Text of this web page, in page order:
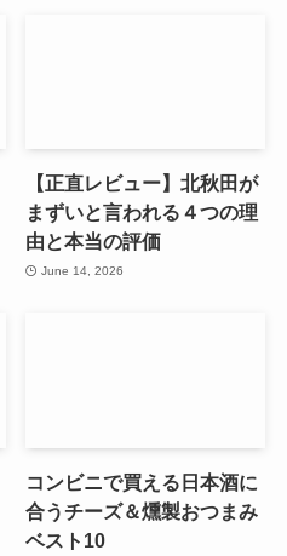
【正直レビュー】北秋田が
まずいと言われる４つの理
由と本当の評価
June 14, 2026
コンビニで買える日本酒に
合うチーズ＆燻製おつまみ
ベスト10